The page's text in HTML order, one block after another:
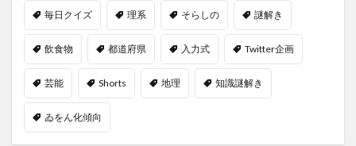
毎日クイズ 理系 そらしの 謎解き
飲食物 都道府県 入力式 Twitter企画
芸能 Shorts 地理 知識謎解き
ゐをん化傾向